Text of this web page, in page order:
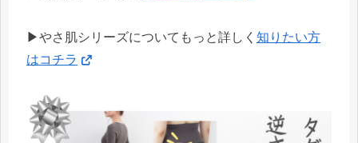
▶やさ肌シリーズについてもっと詳しく 知りたい方
はコチラ